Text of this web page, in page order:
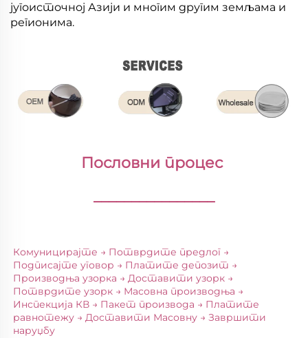
југоисточној Азији и многим другим земљама и
регионима.
Пословни процес
________________
Комуницирајте → Потврдите предлог →
Подписајте уговор → Платите депозит →
Производња узорка → Доставити узорк →
Потврдите узорк → Масовна производња →
Инспекција КВ → Пакет производа → Платите
равнотежу → Доставити Масовну → Завршити
наруџбу